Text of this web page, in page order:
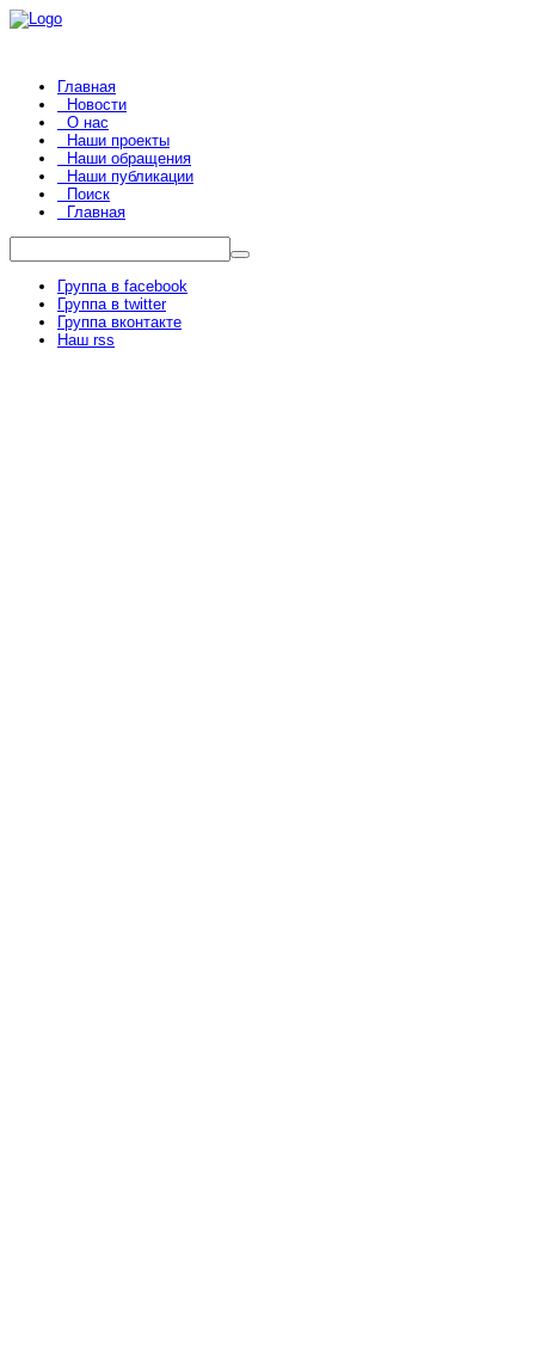
Главная
Новости
О нас
Наши проекты
Наши обращения
Наши публикации
Поиск
Главная
Группа в facebook
Группа в twitter
Группа вконтакте
Наш rss